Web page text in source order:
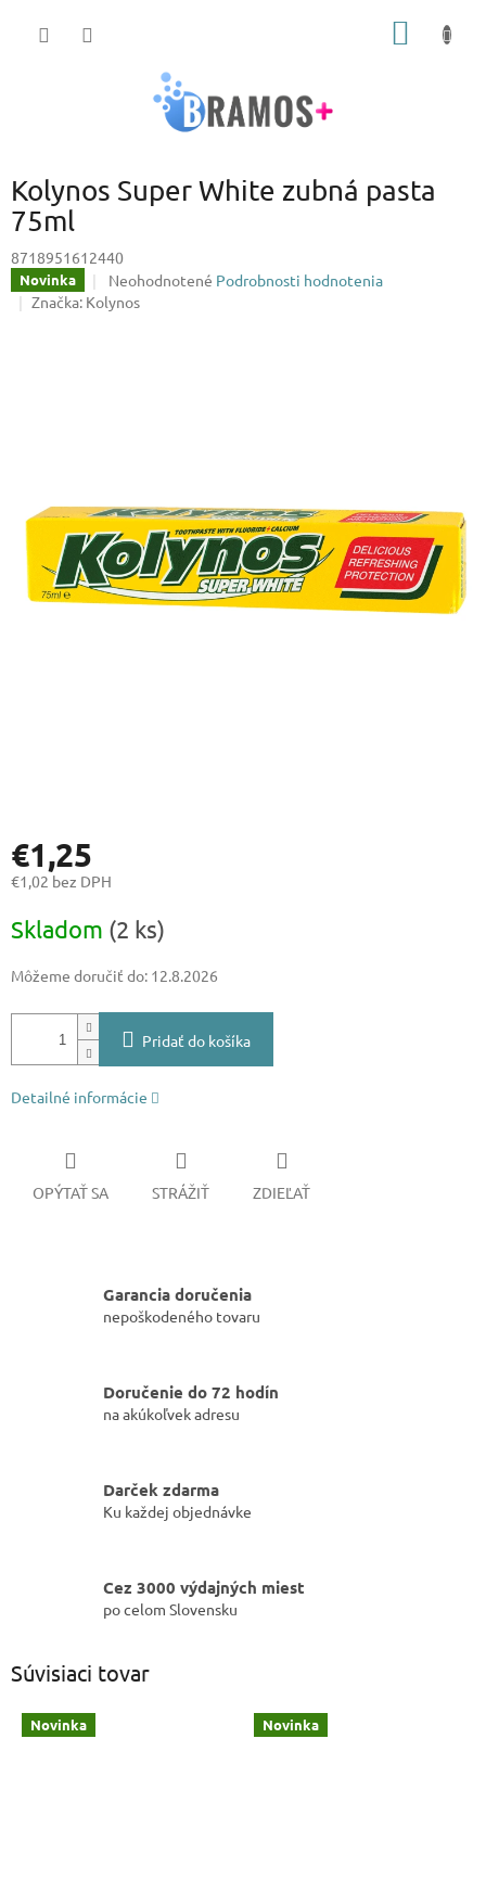
Kolynos Super White zubná pasta
75ml
8718951612440
Novinka
Priemerné
hodnotenie
Neohodnotené Podrobnosti hodnotenia
Značka: Kolynos
€1,25
€1,02 bez DPH
cena:
Skladom (2 ks)
Môžeme doručiť do: 12.8.2026
Pridať do košíka
Detailné informácie
OPÝTAŤ SA STRÁŽIŤ ZDIEĽAŤ
Garancia doručenia
nepoškodeného tovaru
Doručenie do 72 hodín
na akúkoľvek adresu
Darček zdarma
Ku každej objednávke
Cez 3000 výdajných miest
po celom Slovensku
Súvisiaci tovar
Novinka Novinka